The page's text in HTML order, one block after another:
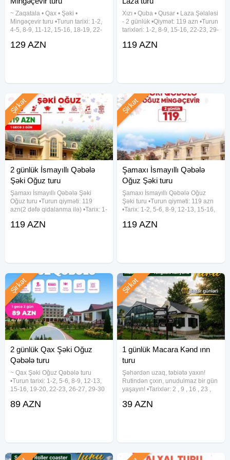
✓Uşaq şərtləri
- 0-5 yaş Pulsuz ( otel)
- Nəqliyyatda yer - 45₼
- 1-3-cü sıra oturacaqlar - 20₼
- Tura qatılmaq istəməyən öz nəqliyyat ilə gelenler üçün -
50₼ endirim
••Toplanış:
07:30 - Gənclik m/s (Atatürk Parkı)
08:00 - Yola düşürük.
••Yolüstü qoşulma:
Şamaxınka
Sumqayıt - 08:50
21:00 - Bakıya çatırıq
2 nəfərdən çox oğlan qrupları qəbul edilmir.
~ Zaqatala • Qax • Şəki •
Mingəçevir turu •Turun tarixi: 1-2,
4-5, 8-9, 11-12, 15-16, 18-19, 22-
qiyməti: 129 azn (1 nəfər üçün)
129 AZN
Xızı • Quba • Qusar • Laza Şəlaləsi
- 2 günlük •Qiymət: 119 azn •Turun
tarixləri: 1-2, 8-9, 15-16, 22-23, 29-
gün Xızı - Altıağac (giriş: 5 azn) -
119 AZN
2 günlük İsmayıllı Qəbələ
Şəki Oğuz turu
Şamaxı İsmayıllı Qəbələ Şəki
Oğuz turu •Turun qiyməti: 119
azn(2 dəfə qidalanma ilə) •Tarix: 1-
✓Qiymətə daxildir: • Komfortlu
Şirkət
119 AZN
Şamaxı İsmayıllı Qəbələ
Oğuz Şəki turu
Şamaxı İsmayıllı Qəbələ Oğuz
Şəki turu •Turun qiyməti: 119 azn
•Tarix: 1-2, 5-6, 8-9, 12-13, 15-16,
✓Qiymətə daxildir: - Komfortlu
Şirkət
119 AZN
2 günlük Qax Şəki Oğuz
Qəbələ turu
~ Qax Şəki Oğuz Qəbələ turu
•Turun tarixi: 1-2, 5-6, 8-9, 12-13,
15-16, 19-20, 22-23, 26-27, 29-30
89 azn - Həftəsonu: 99 azn -
Şirkət
89 AZN
1 günlük Macara Kənd ınn
turu
Şəhərdən uzaq, təbiətə yaxın!
Rutindən çıxın, unudulmaz bir gün
yaşayın! •Tarixlər: 2 , 9 , 16 , 23 ,
proqramı: • Kand Inn - kənd
Şirkət
39 AZN